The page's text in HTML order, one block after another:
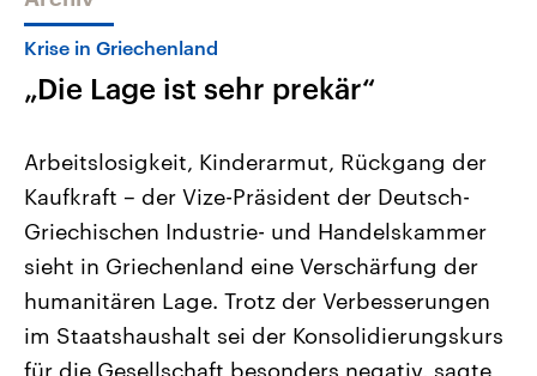
Themen
Landtagswahl Sachsen-Anhalt
2026
Alle Informationen
Sachsen-Anhalt wählt am 6.
September 2026 einen neuen
Bundesland von einer Koalition aus
Aktuelle Beiträge,
Hintergründe
Wirtschaftlich und
gehören die Vereinigten
den mächtigsten Ländern
mit großem Einfluss auf
Krise in Griechenland
„Die Lage ist sehr prekär“
Arbeitslosigkeit, Kinderarmut, Rückgang der
Kaufkraft – der Vize-Präsident der Deutsch-
Griechischen Industrie- und Handelskammer
sieht in Griechenland eine Verschärfung der
humanitären Lage. Trotz der Verbesserungen
im Staatshaushalt sei der Konsolidierungskurs
für die Gesellschaft besonders negativ, sagte